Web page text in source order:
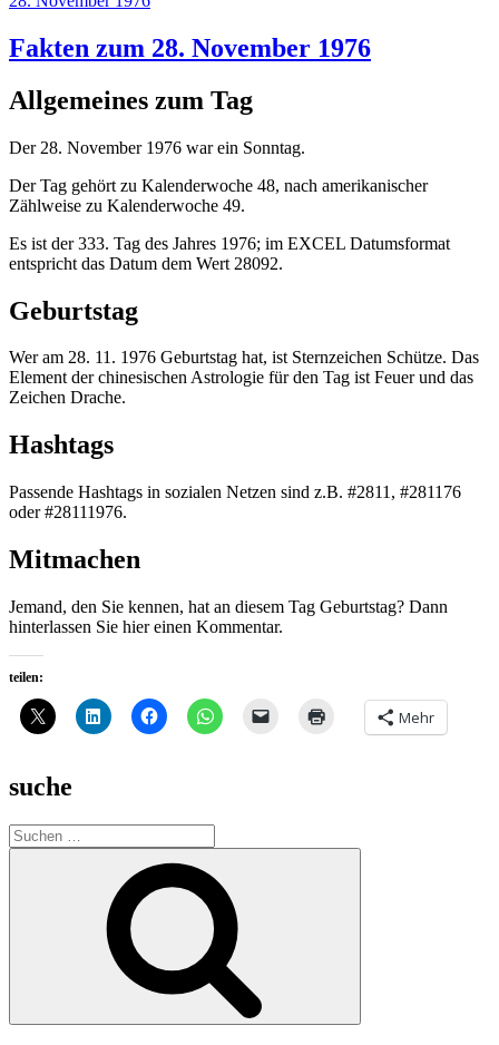
Fakten zum 28. November 1976
Allgemeines zum Tag
Der 28. November 1976 war ein Sonntag.
Der Tag gehört zu Kalenderwoche 48, nach amerikanischer
Zählweise zu Kalenderwoche 49.
Es ist der 333. Tag des Jahres 1976; im EXCEL Datumsformat
entspricht das Datum dem Wert 28092.
Geburtstag
Wer am 28. 11. 1976 Geburtstag hat, ist Sternzeichen Schütze. Das
Element der chinesischen Astrologie für den Tag ist Feuer und das
Zeichen Drache.
Hashtags
Passende Hashtags in sozialen Netzen sind z.B. #2811, #281176
oder #28111976.
Mitmachen
Jemand, den Sie kennen, hat an diesem Tag Geburtstag? Dann
hinterlassen Sie hier einen Kommentar.
teilen:
Mehr
suche
Suche
nach: